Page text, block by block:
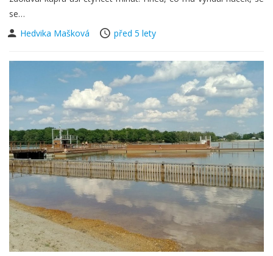
se…
Hedvika Mašková
před 5 lety